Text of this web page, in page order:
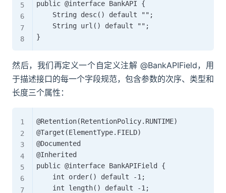
public @interface BankAPI {
    String desc() default "";
    String url() default "";
然后，我们再定义一个自定义注解 @BankAPIField，用
于描述接口的每一个字段规范，包含参数的次序、类型和
长度三个属性：
@Retention(RetentionPolicy.RUNTIME)
@Target(ElementType.FIELD)
@Documented
@Inherited
public @interface BankAPIField {
    int order() default -1;
    int length() default -1;